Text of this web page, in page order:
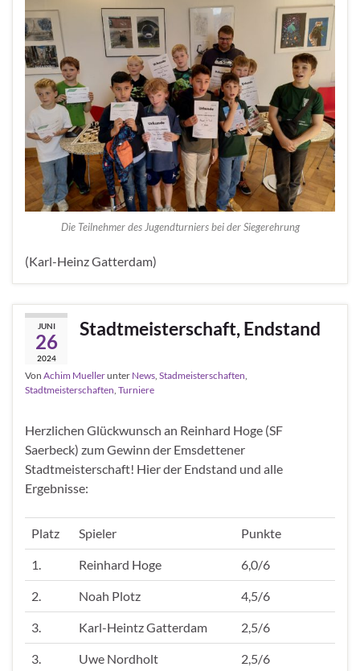
Die Teilnehmer des Jugendturniers bei der Siegerehrung
(Karl-Heinz Gatterdam)
JUNI
26
2024
Stadtmeisterschaft, Endstand
Von Achim Muellerunter News Stadmeisterschaften
Stadtmeisterschaften Turniere
Herzlichen Glückwunsch an Reinhard Hoge (SF
Saerbeck) zum Gewinn der Emsdettener
Stadtmeisterschaft! Hier der Endstand und alle
Ergebnisse:
Platz Spieler Punkte
1. Reinhard Hoge 6,0/6
2. Noah Plotz 4,5/6
3. Karl-Heintz Gatterdam 2,5/6
3. Uwe Nordholt 2,5/6